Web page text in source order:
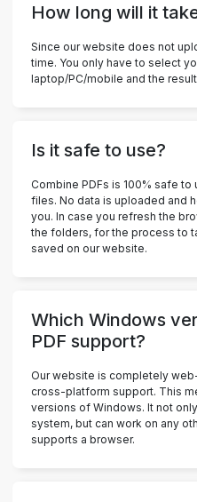
How long will it
Since our website does not
time. You only have to select
laptop/PC/mobile and the
Is it safe to use?
Combine PDFs is 100% safe
files. No data is uploaded and
you. In case you refresh the
the folders, for the process to
saved on our website.
Which Windows
PDF support?
Our website is completely
cross-platform support. This
versions of Windows. It not
system, but can work on any
supports a browser.